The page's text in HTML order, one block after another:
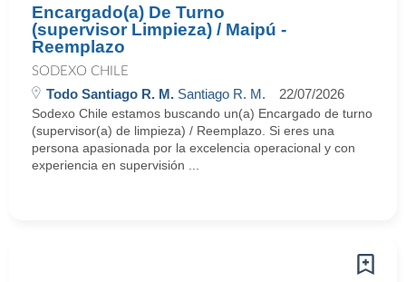
Encargado(a) De Turno
(supervisor Limpieza) / Maipú -
Reemplazo
SODEXO CHILE
Todo Santiago R. M. Santiago R. M. 22/07/2026
Sodexo Chile estamos buscando un(a) Encargado de turno
(supervisor(a) de limpieza) / Reemplazo. Si eres una
persona apasionada por la excelencia operacional y con
experiencia en supervisión ...